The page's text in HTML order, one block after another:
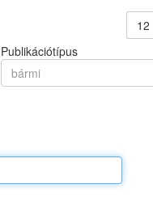
12
Publikációtípus
bármi